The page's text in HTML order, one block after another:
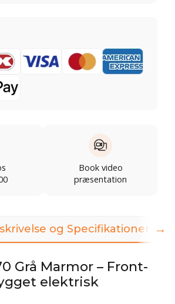
Book video
præsentation
og Specifikationer
Grå Marmor – Front-
elektrisk
→